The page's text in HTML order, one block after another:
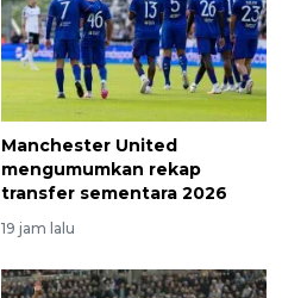
Manchester United
mengumumkan rekap
transfer sementara 2026
19 jam lalu